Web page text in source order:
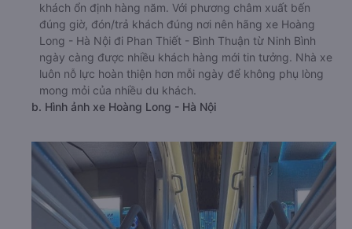
khách ổn định hàng năm. Với phương châm xuất bến
đúng giờ, đón/trả khách đúng nơi nên hãng xe Hoàng
Long - Hà Nội đi Phan Thiết - Bình Thuận từ Ninh Bình
ngày càng được nhiều khách hàng mới tin tưởng. Nhà xe
luôn nỗ lực hoàn thiện hơn mỗi ngày để không phụ lòng
mong mỏi của nhiều du khách.
b. Hình ảnh xe Hoàng Long - Hà Nội